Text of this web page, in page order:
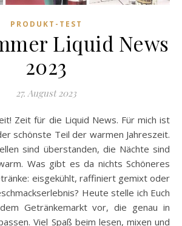
PRODUKT-TEST
Liquid News
2023
27. August 2023
schönste Teil der warmen Jahreszeit.
sind überstanden, die Nächte sind
Was gibt es da nichts Schöneres
eisgekühlt, raffiniert gemixt oder
Heute stelle ich Euch
Getränkemarkt vor, die genau in
Viel Spaß beim lesen, mixen und